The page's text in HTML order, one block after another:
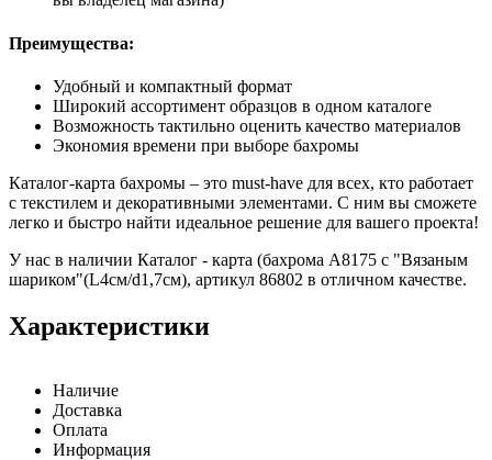
Преимущества:
Удобный и компактный формат
Широкий ассортимент образцов в одном каталоге
Возможность тактильно оценить качество материалов
Экономия времени при выборе бахромы
Каталог-карта бахромы – это must-have для всех, кто работает
с текстилем и декоративными элементами. С ним вы сможете
легко и быстро найти идеальное решение для вашего проекта!
У нас в наличии Каталог - карта (бахрома A8175 с "Вязаным
шариком"(L4см/d1,7см), артикул 86802 в отличном качестве.
Характеристики
Наличие
Доставка
Оплата
Информация